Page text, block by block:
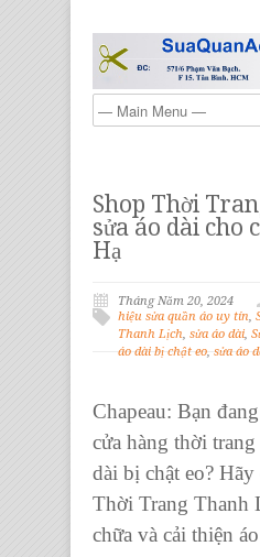
Shop Thời
sửa áo dài cho
Hạ
Tháng Năm 20, 2024
hiệu sửa quần áo uy tín,
Thanh Lịch, sửa áo dài,
áo dài bị chật eo, sửa áo
Chapeau: Bạn
cửa hàng thời trang
dài bị chật eo?
Thời Trang Thanh
chữa và cải thiện